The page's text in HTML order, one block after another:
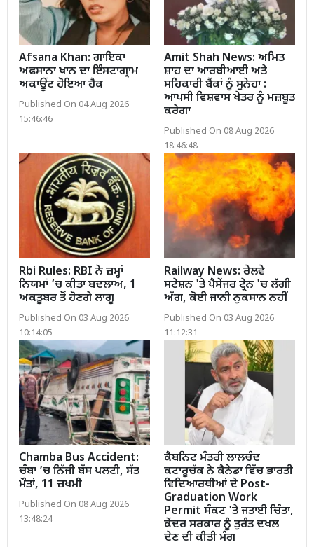
Afsana Khan: ਗਾਇਕਾ
ਅਫਸਾਨਾ ਖਾਨ ਦਾ ਇੰਸਟਾਗ੍ਰਾਮ
ਅਕਾਊਂਟ ਹੋਇਆ ਹੈਕ
Published On 04 Aug 2026
15:46:46
Amit Shah News: ਅਮਿਤ
ਸ਼ਾਹ ਦਾ ਆਰਬੀਆਈ ਅਤੇ
ਸਹਿਕਾਰੀ ਬੈਂਕਾਂ ਨੂੰ ਸੁਨੇਹਾ :
ਆਪਸੀ ਵਿਸ਼ਵਾਸ ਖੇਤਰ ਨੂੰ ਮਜ਼ਬੂਤ
ਕਰੇਗਾ
Published On 08 Aug 2026
18:46:48
Rbi Rules: RBI ਨੇ ਜ਼ਮ੍ਹਾਂ
ਨਿਯਮਾਂ ’ਚ ਕੀਤਾ ਬਦਲਾਅ, 1
ਅਕਤੂਬਰ ਤੋਂ ਹੋਣਗੇ ਲਾਗੂ
Published On 03 Aug 2026
10:14:05
Railway News: ਰੇਲਵੇ
ਸਟੇਸ਼ਨ 'ਤੇ ਪੈਸੇਂਜਰ ਟ੍ਰੇਨ 'ਚ ਲੱਗੀ
ਅੱਗ, ਕੋਈ ਜਾਨੀ ਨੁਕਸਾਨ ਨਹੀਂ
Published On 03 Aug 2026
11:12:31
Chamba Bus Accident:
ਚੰਬਾ ’ਚ ਨਿੱਜੀ ਬੱਸ ਪਲਟੀ, ਸੱਤ
ਮੌਤਾਂ, 11 ਜ਼ਖਮੀ
Published On 08 Aug 2026
13:48:24
ਕੈਬਨਿਟ ਮੰਤਰੀ ਲਾਲਚੰਦ
ਕਟਾਰੂਚੱਕ ਨੇ ਕੈਨੇਡਾ ਵਿੱਚ ਭਾਰਤੀ
ਵਿਦਿਆਰਥੀਆਂ ਦੇ Post-
Graduation Work
Permit ਸੰਕਟ 'ਤੇ ਜਤਾਈ ਚਿੰਤਾ,
ਕੇਂਦਰ ਸਰਕਾਰ ਨੂੰ ਤੁਰੰਤ ਦਖਲ
ਦੇਣ ਦੀ ਕੀਤੀ ਮੰਗ